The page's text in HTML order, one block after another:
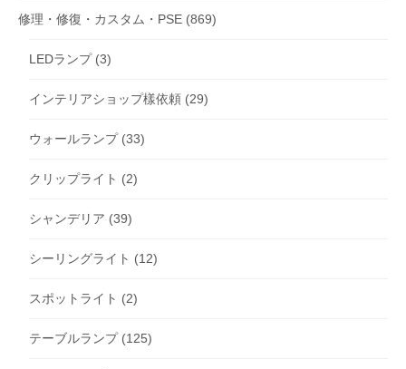
修理・修復・カスタム・PSE (869)
LEDランプ(3)
インテリアショップ樣依頼 (29)
ウォールランプ(33)
クリップライト (2)
シャンデリア (39)
シーリングライト (12)
スポットライト (2)
テーブルランプ(125)